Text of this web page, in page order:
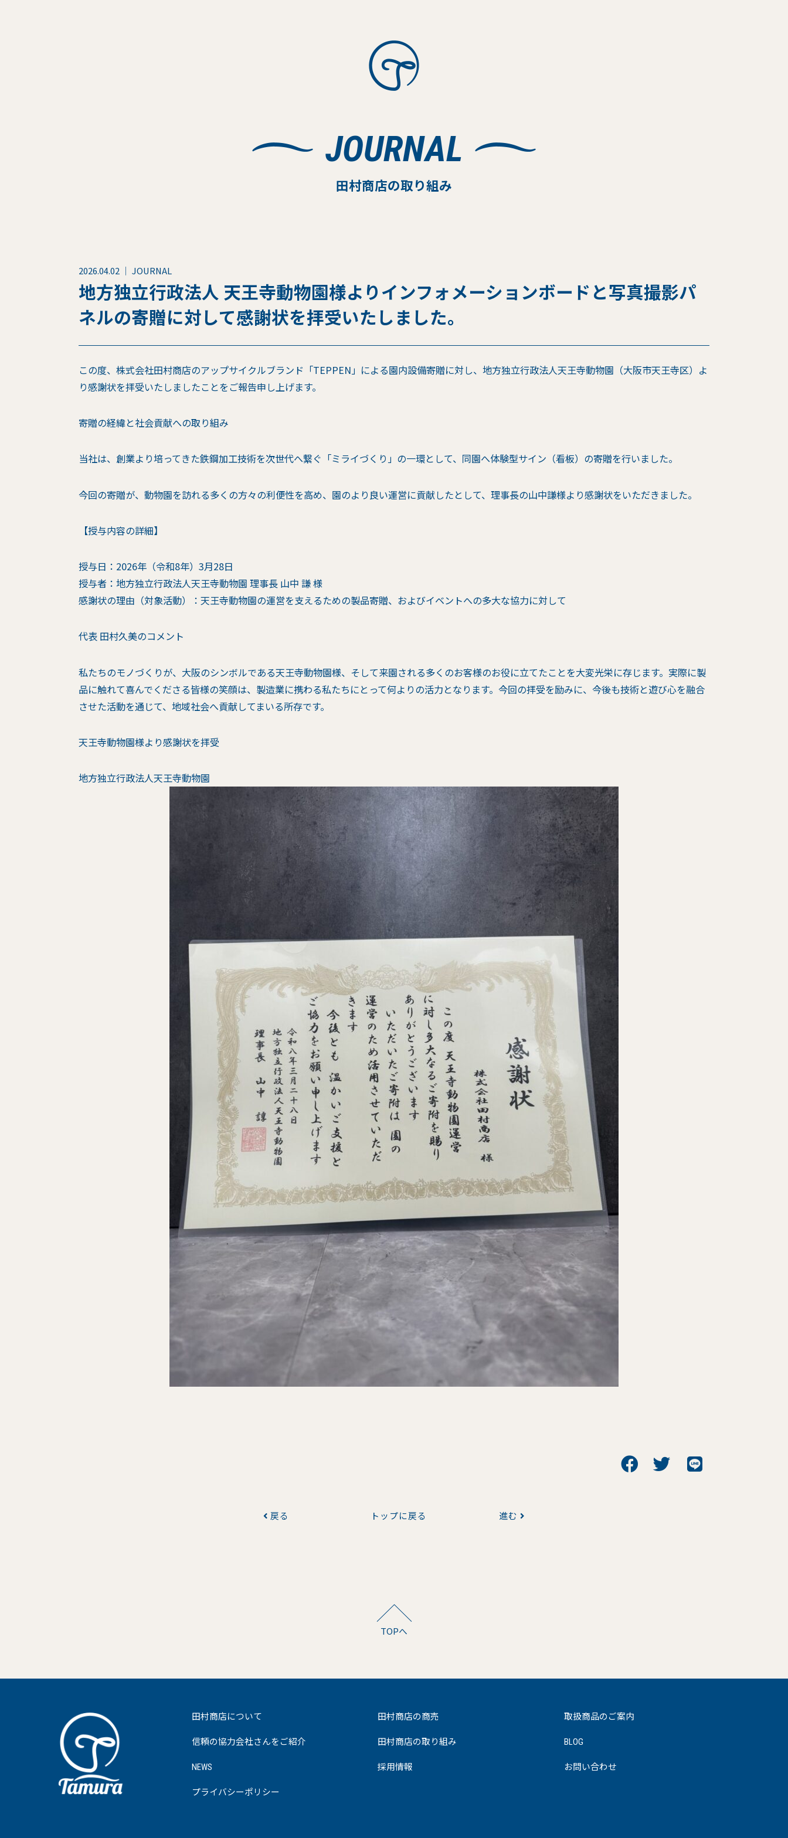
JOURNAL
田村商店の取り組み
2026.04.02 ｜ JOURNAL
地方独立行政法人 天王寺動物園様よりインフォメーションボードと写真撮影パ
ネルの寄贈に対して感謝状を拝受いたしました。
この度、株式会社田村商店のアップサイクルブランド「TEPPEN」による園内設備寄贈に対し、地方独立行政法人天王寺動物園（大阪市天王寺区）よ
り感謝状を拝受いたしましたことをご報告申し上げます。
寄贈の経緯と社会貢献への取り組み
当社は、創業より培ってきた鉄鋼加工技術を次世代へ繋ぐ「ミライづくり」の一環として、同園へ体験型サイン（看板）の寄贈を行いました。
今回の寄贈が、動物園を訪れる多くの方々の利便性を高め、園のより良い運営に貢献したとして、理事長の山中謙様より感謝状をいただきました。
【授与内容の詳細】
授与日：2026年（令和8年）3月28日
授与者：地方独立行政法人天王寺動物園 理事長 山中 謙 様
感謝状の理由（対象活動）：天王寺動物園の運営を支えるための製品寄贈、およびイベントへの多大な協力に対して
代表 田村久美のコメント
私たちのモノづくりが、大阪のシンボルである天王寺動物園様、そして来園される多くのお客様のお役に立てたことを大変光栄に存じます。実際に製
品に触れて喜んでくださる皆様の笑顔は、製造業に携わる私たちにとって何よりの活力となります。今回の拝受を励みに、今後も技術と遊び心を融合
させた活動を通じて、地域社会へ貢献してまいる所存です。
天王寺動物園様より感謝状を拝受
地方独立行政法人天王寺動物園
戻る トップに戻る 進む
TOPへ
田村商店について 田村商店の商売 取扱商品のご案内
信頼の協力会社さんをご紹介 田村商店の取り組み BLOG
NEWS 採用情報 お問い合わせ
プライバシーポリシー